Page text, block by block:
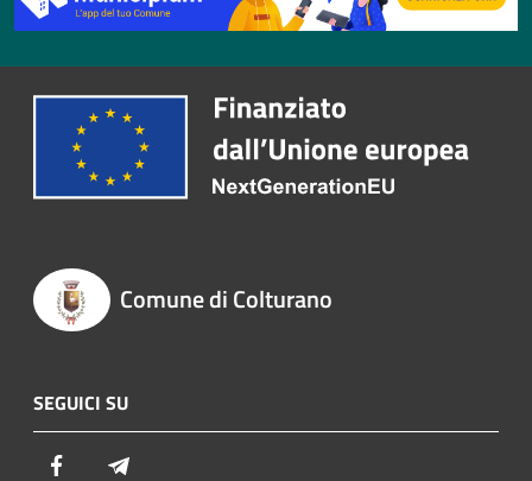
Comune di Colturano
SEGUICI SU
Facebook